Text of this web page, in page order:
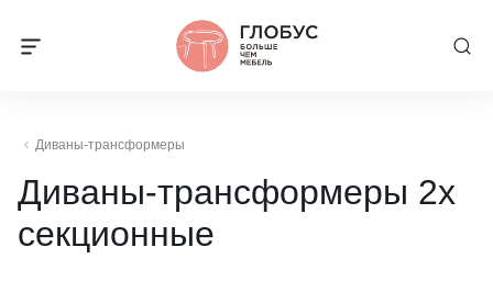
Диваны-трансформеры
Диваны-трансформеры 2х
секционные